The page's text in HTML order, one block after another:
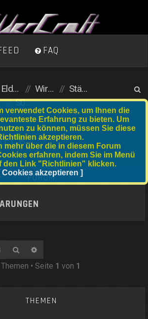
FAQ
ElderCraft (Minecraft) Wirtschaftsserver
Städte und Anfängergrundstücke
S072 Thidreck
u
FORUM
Suche
• Seite 1 von 1
THEMEN
verwendet Cookies, um Ihnen die
Erfahrung zu bieten. Um
zu können, müssen Sie diese
akzeptieren.
mehr über die in diesem Forum
erfahren, indem Sie im Menü
den Link "Richtlinien" klicken.
Cookies akzeptieren ]